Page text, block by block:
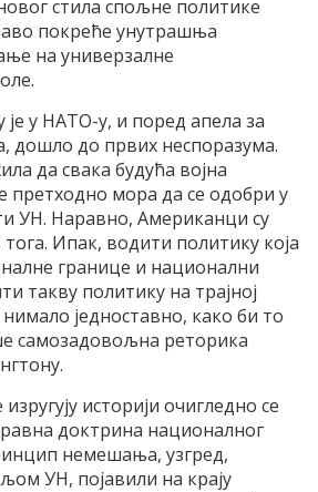
стила спољне политике
покреће унутрашња
на универзалне
у НАТО-у, и поред апела за
дошло до првих неспоразума.
да свака будућа војна
претходно мора да се одобри у
УН. Наравно, Американци су
Ипак, водити политику која
границе и национални
такву политику на трајној
једноставно, како би то
самозадовољна реторика
изругују историји очигледно се
доктрина националног
немешања, узгред,
УН, појавили на крају